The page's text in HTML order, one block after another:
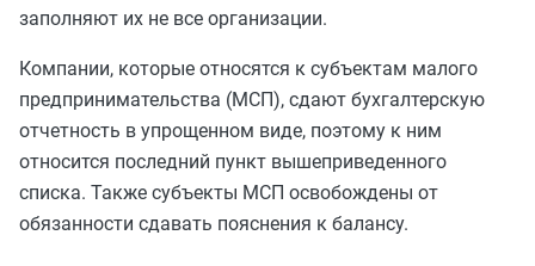
заполняют их не все организации.
Компании, которые относятся к субъектам малого
предпринимательства (МСП), сдают бухгалтерскую
отчетность в упрощенном виде, поэтому к ним
относится последний пункт вышеприведенного
списка. Также субъекты МСП освобождены от
обязанности сдавать пояснения к балансу.